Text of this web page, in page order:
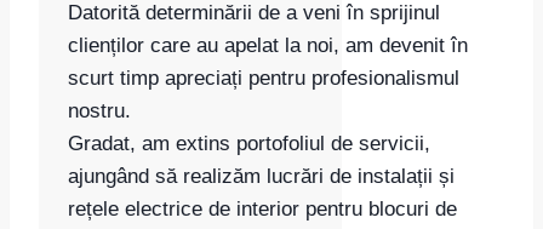
Datorită determinării de a veni în sprijinul
clienților care au apelat la noi, am devenit în
scurt timp apreciați pentru profesionalismul
nostru.
Gradat, am extins portofoliul de servicii,
ajungând să realizăm lucrări de instalații și
rețele electrice de interior pentru blocuri de